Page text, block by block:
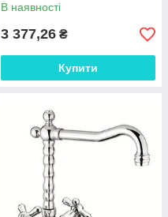
В наявності
3 377,26 ₴
Купити